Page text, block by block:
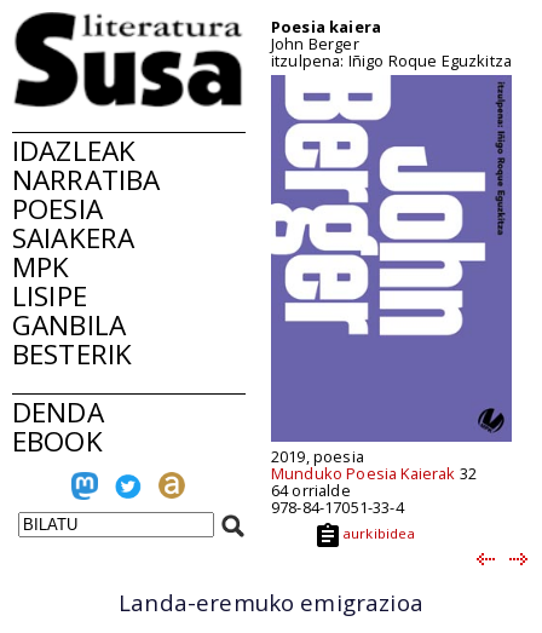
IDAZLEAK
NARRATIBA
POESIA
SAIAKERA
MPK
LISIPE
GANBILA
BESTERIK
DENDA
EBOOK
Poesia kaiera
John Berger
itzulpena: Iñigo Roque Eguzkitza
2019, poesia
Munduko Poesia Kaierak 32
64 orrialde
978-84-17051-33-4
aurkibidea
Landa-eremuko emigrazioa